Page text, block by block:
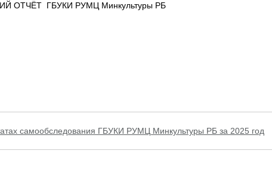
ОТЧЁТ ГБУКИ РУМЦ Минкультуры РБ
самообследования ГБУКИ РУМЦ Минкультуры РБ за 2025 год